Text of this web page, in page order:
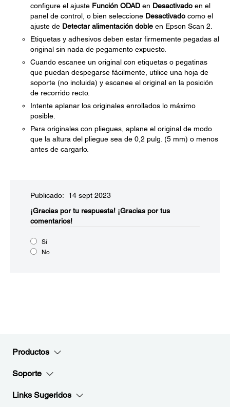
configure el ajuste Función ODAD en Desactivado en el
panel de control, o bien seleccione Desactivado como el
ajuste de Detectar alimentación doble en Epson Scan 2.
Etiquetas y adhesivos deben estar firmemente pegadas al
original sin nada de pegamento expuesto.
Cuando escanee un original con etiquetas o pegatinas
que puedan despegarse fácilmente, utilice una hoja de
soporte (no incluida) y escanee el original en la posición
de recorrido recto.
Intente aplanar los originales enrollados lo máximo
posible.
Para originales con pliegues, aplane el original de modo
que la altura del pliegue sea de 0,2 pulg. (5 mm) o menos
antes de cargarlo.
Publicado: 14 sept 2023
¡Gracias por tu respuesta! ¡Gracias por tus
comentarios!
Sí
No
Productos
Soporte
Links Sugeridos